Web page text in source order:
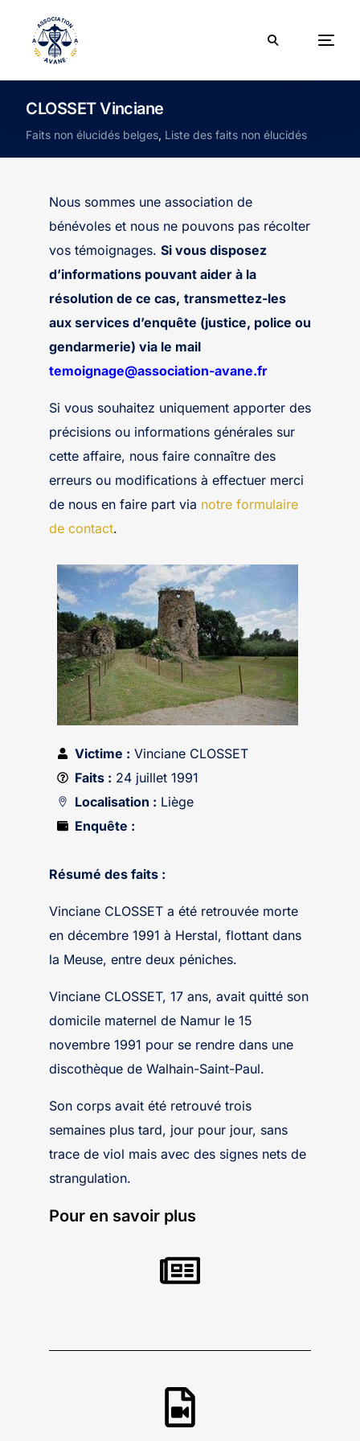
CLOSSET Vinciane
Faits non élucidés belges, Liste des faits non élucidés
Nous sommes une association de
bénévoles et nous ne pouvons pas récolter
vos témoignages. Si vous disposez
d’informations pouvant aider à la
résolution de ce cas, transmettez-les
aux services d’enquête (justice, police ou
gendarmerie) via le mail
temoignage@association-avane.fr
Si vous souhaitez uniquement apporter des
précisions ou informations générales sur
cette affaire, nous faire connaître des
erreurs ou modifications à effectuer merci
de nous en faire part via notre formulaire
de contact.
Victime : Vinciane CLOSSET
Faits : 24 juillet 1991
Localisation : Liège
Enquête :
Résumé des faits :
Vinciane CLOSSET a été retrouvée morte
en décembre 1991 à Herstal, flottant dans
la Meuse, entre deux péniches.
Vinciane CLOSSET, 17 ans, avait quitté son
domicile maternel de Namur le 15
novembre 1991 pour se rendre dans une
discothèque de Walhain-Saint-Paul.
Son corps avait été retrouvé trois
semaines plus tard, jour pour jour, sans
trace de viol mais avec des signes nets de
strangulation.
Pour en savoir plus